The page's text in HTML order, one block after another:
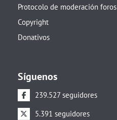
Protocolo de moderación foros
Copyright
Donativos
Síguenos
239.527 seguidores
5.391 seguidores